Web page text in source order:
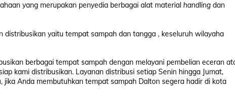
yang merupakan penyedia berbagai alat material handling dan
distribusikan yaitu tempat sampah dan tangga , keseluruh wilayaha
berbagai tempat sampah dengan melayani pembelian eceran
kami distribusikan. Layanan distribusi setiap Senin hingga Jumat,
Anda membutuhkan tempat sampah Dalton segera hadir di kota